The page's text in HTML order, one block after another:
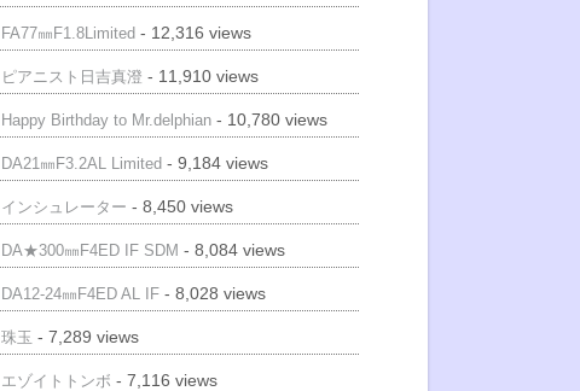
FA77㎜F1.8Limited - 12,316 views
ピアニスト日吉真澄 - 11,910 views
Happy Birthday to Mr.delphian - 10,780 views
DA21㎜F3.2AL Limited - 9,184 views
インシュレーター - 8,450 views
DA★300㎜F4ED IF SDM - 8,084 views
DA12-24㎜F4ED AL IF - 8,028 views
珠玉 - 7,289 views
エゾイトトンボ - 7,116 views